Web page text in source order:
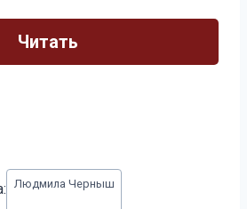
Читать
Людмила Черныш